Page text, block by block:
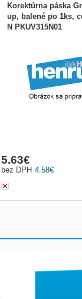
Korektúrna páska
up, balené po 1ks,
N PKUV315N01
4.58€
bez DPH
5.63€